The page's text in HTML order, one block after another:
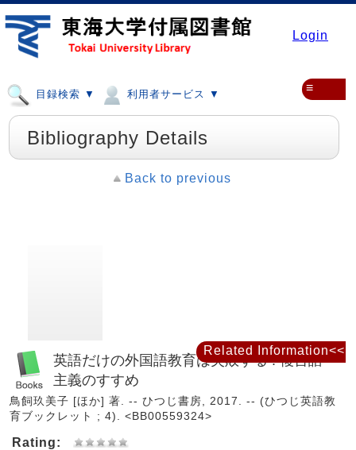
Login
目録検索 ▼ 利用者サービス ▼ ≡
Bibliography Details
Back to previous
英語だけの外国語教育は失敗する : 複言語
主義のすすめ
鳥飼玖美子 [ほか] 著. -- ひつじ書房, 2017. -- (ひつじ英語教
育ブックレット ; 4). <BB00559324>
Rating:
Related Information<<